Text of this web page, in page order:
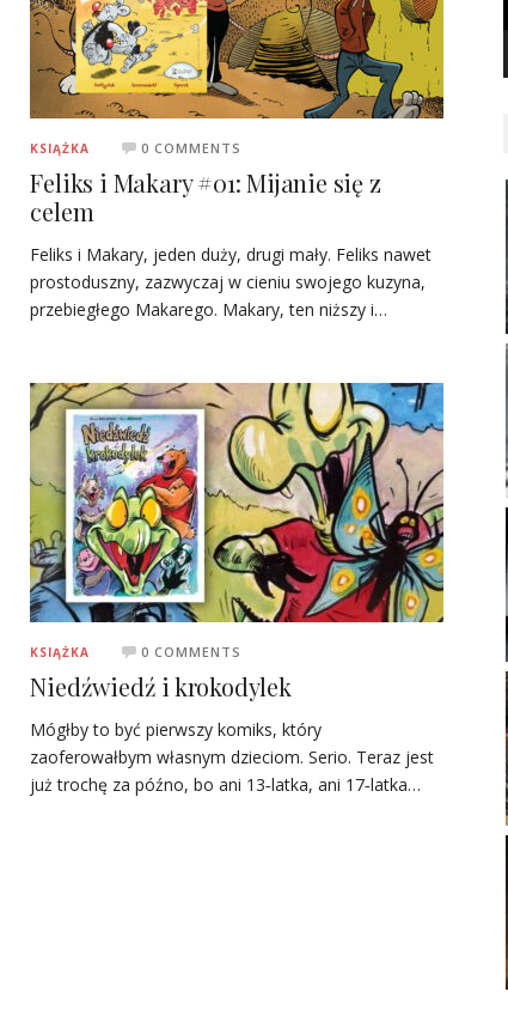
KSIĄŻKA 0 COMMENTS
Feliks i Makary #01: Mijanie się z
celem
Feliks i Makary, jeden duży, drugi mały. Feliks nawet
prostoduszny, zazwyczaj w cieniu swojego kuzyna,
przebiegłego Makarego. Makary, ten niższy i…
KSIĄŻKA 0 COMMENTS
Niedźwiedź i krokodylek
Mógłby to być pierwszy komiks, który
zaoferowałbym własnym dzieciom. Serio. Teraz jest
już trochę za późno, bo ani 13‑latka, ani 17‑latka…